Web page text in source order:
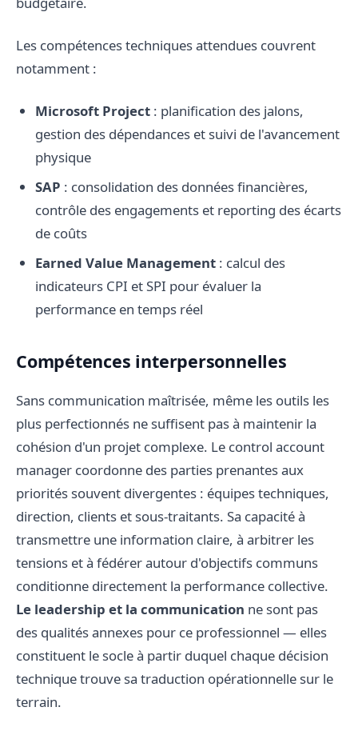
Les compétences techniques attendues couvrent
notamment :
Microsoft Project : planification des jalons,
gestion des dépendances et suivi de l'avancement
physique
SAP : consolidation des données financières,
contrôle des engagements et reporting des écarts
de coûts
Earned Value Management : calcul des
indicateurs CPI et SPI pour évaluer la
performance en temps réel
Compétences interpersonnelles
Sans communication maîtrisée, même les outils les
plus perfectionnés ne suffisent pas à maintenir la
cohésion d'un projet complexe. Le control account
manager coordonne des parties prenantes aux
priorités souvent divergentes : équipes techniques,
direction, clients et sous-traitants. Sa capacité à
transmettre une information claire, à arbitrer les
tensions et à fédérer autour d'objectifs communs
conditionne directement la performance collective.
Le leadership et la communication ne sont pas
des qualités annexes pour ce professionnel — elles
constituent le socle à partir duquel chaque décision
technique trouve sa traduction opérationnelle sur le
terrain.